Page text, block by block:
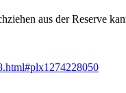
aus der Reserve